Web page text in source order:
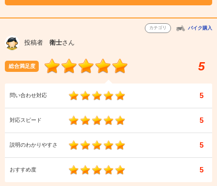
カテゴリ バイク購入
投稿者 衛士さん
総合満足度 5
問い合わせ対応 5
対応スピード 5
説明のわかりやすさ 5
おすすめ度 5